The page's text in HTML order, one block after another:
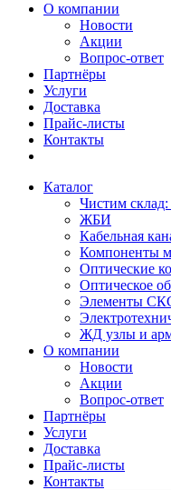
О компании
Новости
Акции
Вопрос-ответ
Партнёры
Услуги
Доставка
Прайс-листы
Контакты
Каталог
Чистим
ЖБИ
Кабельная
Компоненты
Оптические
Оптическое
Элементы
ЖД узлы и
О компании
Новости
Акции
Вопрос-ответ
Партнёры
Услуги
Доставка
Прайс-листы
Контакты